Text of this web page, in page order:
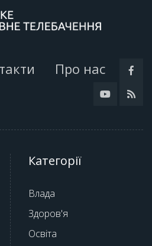
Про нас
Категорії
Влада
Здоров'я
Освіта